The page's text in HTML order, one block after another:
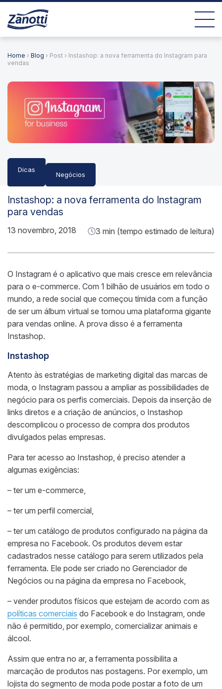
Home › Blog › Post › Instashop: a nova ferramenta do Instagram para
vendas
Dicas
Negócios
Instashop: a nova ferramenta do Instagram
para vendas
13 novembro, 2018 3 min (tempo estimado de leitura)
O Instagram é o aplicativo que mais cresce em relevância
para o e-commerce. Com 1 bilhão de usuários em todo o
mundo, a rede social que começou tímida com a função
de ser um álbum virtual se tornou uma plataforma gigante
para vendas online. A prova disso é a ferramenta
Instashop.
Instashop
Atento às estratégias de marketing digital das marcas de
moda, o Instagram passou a ampliar as possibilidades de
negócio para os perfis comerciais. Depois da inserção de
links diretos e a criação de anúncios, o Instashop
descomplicou o processo de compra dos produtos
divulgados pelas empresas.
Para ter acesso ao Instashop, é preciso atender a
algumas exigências:
– ter um e-commerce,
– ter um perfil comercial,
– ter um catálogo de produtos configurado na página da
empresa no Facebook. Os produtos devem estar
cadastrados nesse catálogo para serem utilizados pela
ferramenta. Ele pode ser criado no Gerenciador de
Negócios ou na página da empresa no Facebook,
– vender produtos físicos que estejam de acordo com as
políticas comerciais do Facebook e do Instagram, onde
não é permitido, por exemplo, comercializar animais e
álcool.
Assim que entra no ar, a ferramenta possibilita a
marcação de produtos nas postagens. Por exemplo, um
lojista do segmento de moda pode postar a foto de um